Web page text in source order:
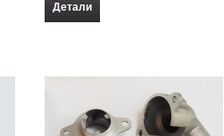
Детали